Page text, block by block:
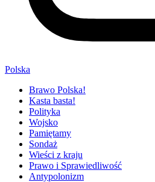
Polska
Brawo Polska!
Kasta basta!
Polityka
Wojsko
Pamiętamy
Sondaż
Wieści z kraju
Prawo i Sprawiedliwość
Antypolonizm